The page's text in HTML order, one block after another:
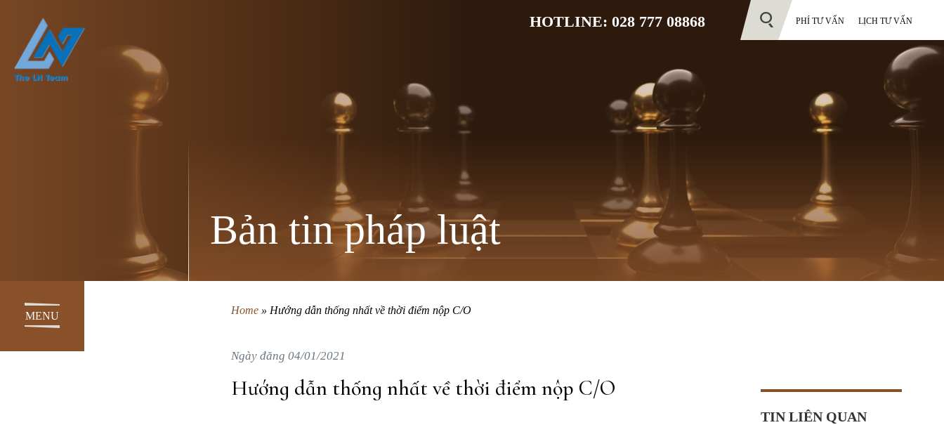
HOTLINE: 028 777 08868 PHÍ TƯ VẤN LỊCH TƯ VẤN
Bản tin pháp luật
MENU Home» Hướng dẫn thống nhất về thời điểm nộp C/O
Ngày đăng 04/01/2021
Hướng dẫn thống nhất về thời điểm nộp C/O
TIN LIÊN QUAN